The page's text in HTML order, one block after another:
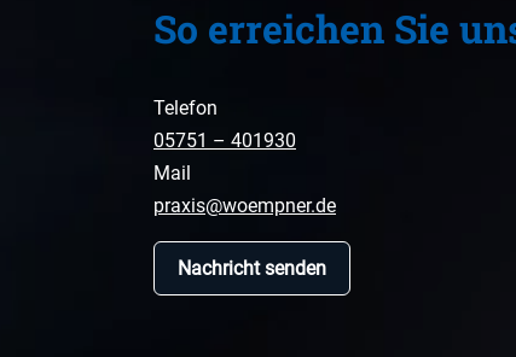
So erreichen Sie
Telefon
05751 – 401930
Mail
praxis@woempner.de
Nachricht senden